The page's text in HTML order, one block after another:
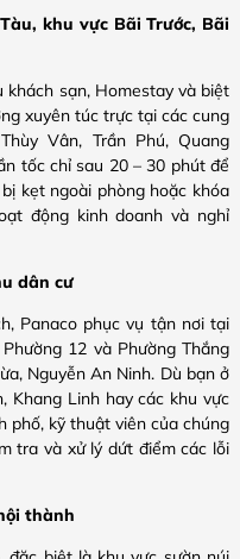
khu vực Bãi Trước, Bãi
sạn, Homestay và biệt
xuyên túc trực tại các cung
Vân, Trần Phú, Quang
tốc chỉ sau 20 – 30 phút để
kẹt ngoài phòng hoặc khóa
động kinh doanh và nghỉ
dân cư
Panaco phục vụ tận nơi tại
12 và Phường Thắng
Nguyễn An Ninh. Dù bạn ở
Khang Linh hay các khu vực
phố, kỹ thuật viên của chúng
tra và xử lý dứt điểm các lỗi
thành